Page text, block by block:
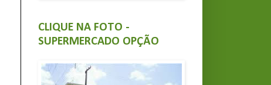
CLIQUE NA FOTO -
SUPERMERCADO OPÇÃO